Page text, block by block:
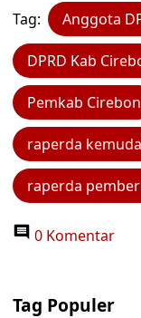
Tag: Anggota
DPRD Kab
Pemkab Cirebon
raperda
raperda
0 Komentar
Tag Populer